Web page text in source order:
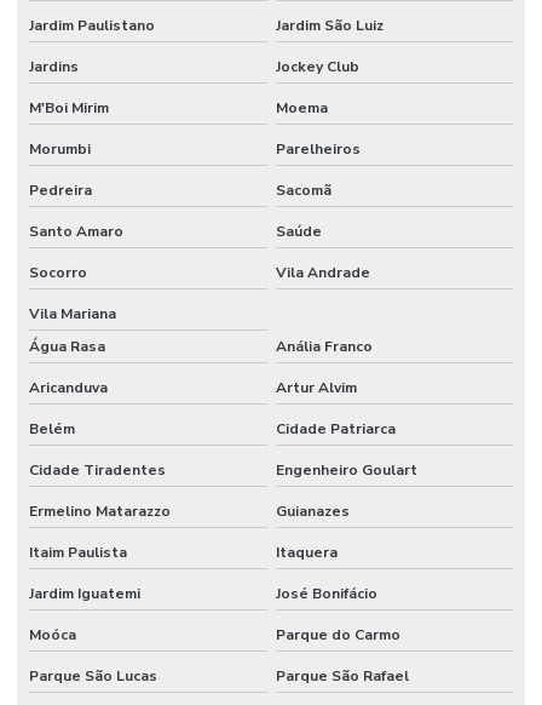
Etiquetas Resinadas
Etiquetas Tag Adesivas Com Cola Para Roupas
Etiquetas Tag De Roupas Com Furinho
Etiquetas Tag Para Impressoras Argox
Etiquetas Tag Para Roupas
Etiquetas Tag Para Roupas Em Santa Catarina
Etiquetas Tag Para Roupas No Rio Grande Do Sul
Fornecedor De Etiqueta De Gondola No Rio Grande Do Sul
Fornecedor De Etiqueta Nylon Resinado
Fornecedor De Etiqueta Nylon Resinado Santa Catarina
Fornecedor De Etiquetas Adesivas Paraná
Fornecedor De Etiquetas Adesivas Sul
Fornecedor De Etiquetas Com Cola Hotmelt
Jardim Paulistano Jardim São Luiz
Jardins Jockey Club
M'Boi Mirim Moema
Morumbi Parelheiros
Pedreira Sacomã
Santo Amaro Saúde
Socorro Vila Andrade
Vila Mariana
Água Rasa
Anália Franco
Aricanduva Artur Alvim
Belém Cidade Patriarca
Cidade Tiradentes Engenheiro Goulart
Ermelino Matarazzo Guianazes
Itaim Paulista Itaquera
Jardim Iguatemi José Bonifácio
Moóca Parque do Carmo
Parque São Lucas Parque São Rafael